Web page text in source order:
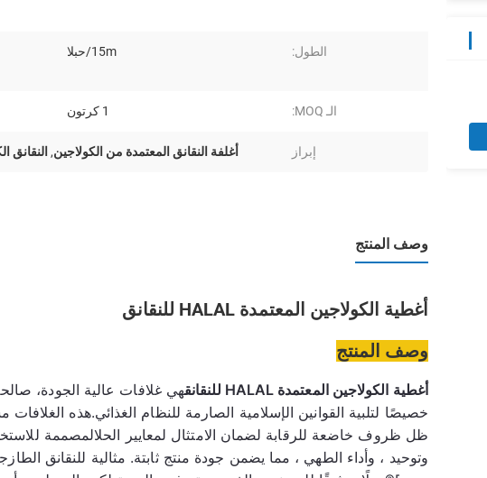
الطول: 15m/حبلا
الـ MOQ: 1 كرتون
إبراز أغلفة النقانق المعتمدة من الكولاجين, النقانق
وصف المنتج
أغطية الكولاجين المعتمدة HALAL للنقانق
وصف المنتج
أغطية الكولاجين المعتمدة HALAL للنقانق